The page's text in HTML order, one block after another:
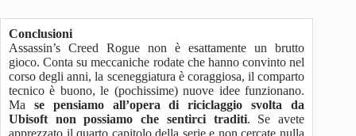
Conclusioni
Assassin’s Creed Rogue non è esattamente un brutto
gioco. Conta su meccaniche rodate che hanno convinto nel
corso degli anni, la sceneggiatura è coraggiosa, il comparto
tecnico è buono, le (pochissime) nuove idee funzionano.
Ma se pensiamo all’opera di riciclaggio svolta da
Ubisoft non possiamo che sentirci traditi. Se avete